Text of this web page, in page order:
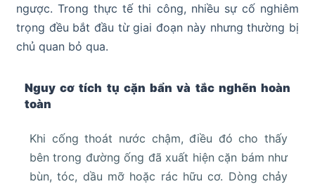
ngược. Trong thực tế thi công, nhiều sự cố nghiêm
trọng đều bắt đầu từ giai đoạn này nhưng thường bị
chủ quan bỏ qua.
Nguy cơ tích tụ cặn bẩn và tắc nghẽn hoàn
toàn
Khi cống thoát nước chậm, điều đó cho thấy
bên trong đường ống đã xuất hiện cặn bám như
bùn, tóc, dầu mỡ hoặc rác hữu cơ. Dòng chảy